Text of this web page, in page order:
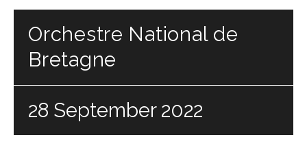
Orchestre National de
Bretagne
28 September 2022